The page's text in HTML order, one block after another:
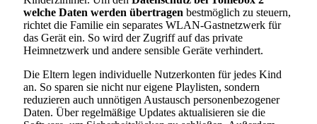
welche Daten werden übertragen bestmöglich zu steuern,
richtet die Familie ein separates WLAN-Gastnetzwerk für
das Gerät ein. So wird der Zugriff auf das private
Heimnetzwerk und andere sensible Geräte verhindert.
Die Eltern legen individuelle Nutzerkonten für jedes Kind
an. So sparen sie nicht nur eigene Playlisten, sondern
reduzieren auch unnötigen Austausch personenbezogener
Daten. Über regelmäßige Updates aktualisieren sie die